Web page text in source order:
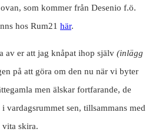
som kommer från Desenio f.ö.
hos Rum21 här.
av er att jag knåpat ihop själv (inlägg
på att göra om den nu när vi byter
men älskar fortfarande, de
vardagsrummet sen, tillsammans med
vita skira.